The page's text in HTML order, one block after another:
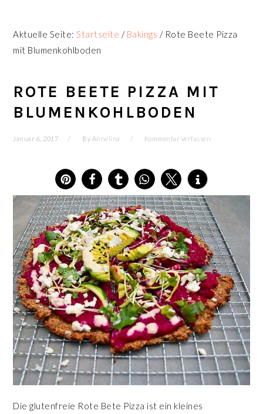
Aktuelle Seite:Startseite / Bakings /Rote Beete Pizza
mit Blumenkohlboden
ROTE BEETE PIZZA MIT
BLUMENKOHLBODEN
Januar 6, 2017 By Annelina Kommentar verfassen
115
Die glutenfreie Rote Bete Pizza ist ein kleines